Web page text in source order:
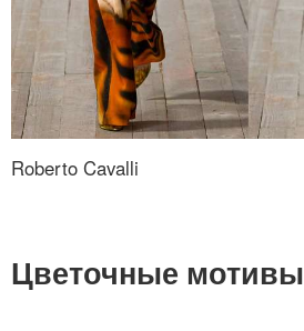
Roberto Cavalli
Цветочные мотивы